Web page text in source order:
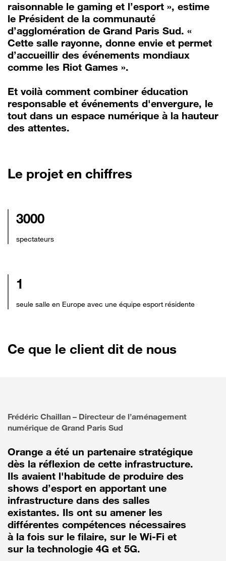
raisonnable le gaming et l’esport », estime
le Président de la communauté
d’agglomération de Grand Paris Sud. «
Cette salle rayonne, donne envie et permet
d’accueillir des événements mondiaux
comme les Riot Games ».
Et voilà comment combiner éducation
responsable et événements d'envergure, le
tout dans un espace numérique à la hauteur
des attentes.
Le projet en chiffres
3000
spectateurs
1
seule salle en Europe avec une équipe esport résidente
Ce que le client dit de nous
Frédéric Chaillan – Directeur de l’aménagement
numérique de Grand Paris Sud
Orange a été un partenaire stratégique
dès la réflexion de cette infrastructure.
Ils avaient l'habitude de produire des
shows d’esport en apportant une
infrastructure dans des salles
existantes. Ils ont su amener les
différentes compétences nécessaires
à la fois sur le filaire, sur le Wi-Fi et
sur la technologie 4G et 5G.